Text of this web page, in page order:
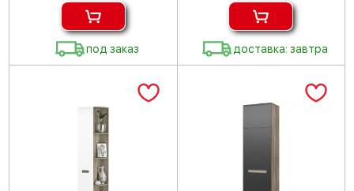
под заказ доставка: завтра